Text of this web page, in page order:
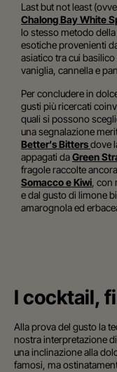
Last but not least
Chalong Bay White
lo stesso metodo
esotiche provenienti
asiatico tra cui
vaniglia, cannella e
Per concludere in
gusti più ricercati
quali si possono
una segnalazione
Better’s Bittersdove
appagati daGreen
fragole raccolte
Somacco e Kiwi ,
e dal gusto di limone
amarognola ed
I cocktail,
Alla prova del gusto la
nostra interpretazione
una inclinazione alla
famosi, ma